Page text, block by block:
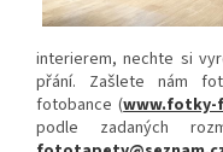
interierem, nechte si
přání. Zašlete nám
fotobance (
podle zadaných